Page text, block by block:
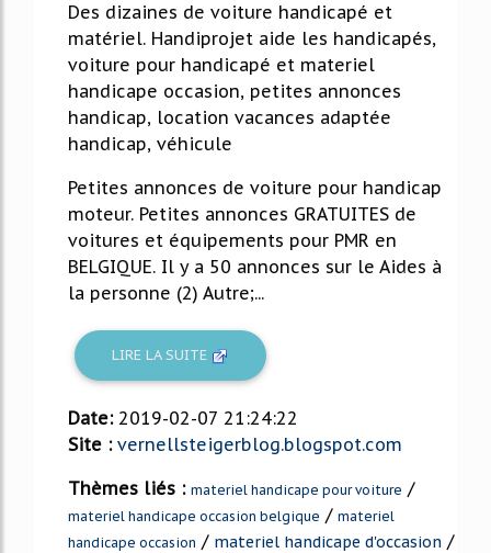
Des dizaines de voiture handicapé et
matériel. Handiprojet aide les handicapés,
voiture pour handicapé et materiel
handicape occasion, petites annonces
handicap, location vacances adaptée
handicap, véhicule
Petites annonces de voiture pour handicap
moteur. Petites annonces GRATUITES de
voitures et équipements pour PMR en
BELGIQUE. Il y a 50 annonces sur le Aides à
la personne (2) Autre;...
LIRE LA SUITE
Date: 2019-02-07 21:24:22
Site : vernellsteigerblog.blogspot.com
Thèmes liés : materiel handicape pour voiture /
materiel handicape occasion belgique / materiel
handicape occasion / materiel handicape d'occasion /